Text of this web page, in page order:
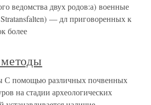
ведомства двух родов:а) военные
— дл приговоренных к
более
С помощью различных почвенных
на стадии археологических